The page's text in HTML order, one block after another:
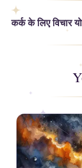
कर्क के लिए विचार